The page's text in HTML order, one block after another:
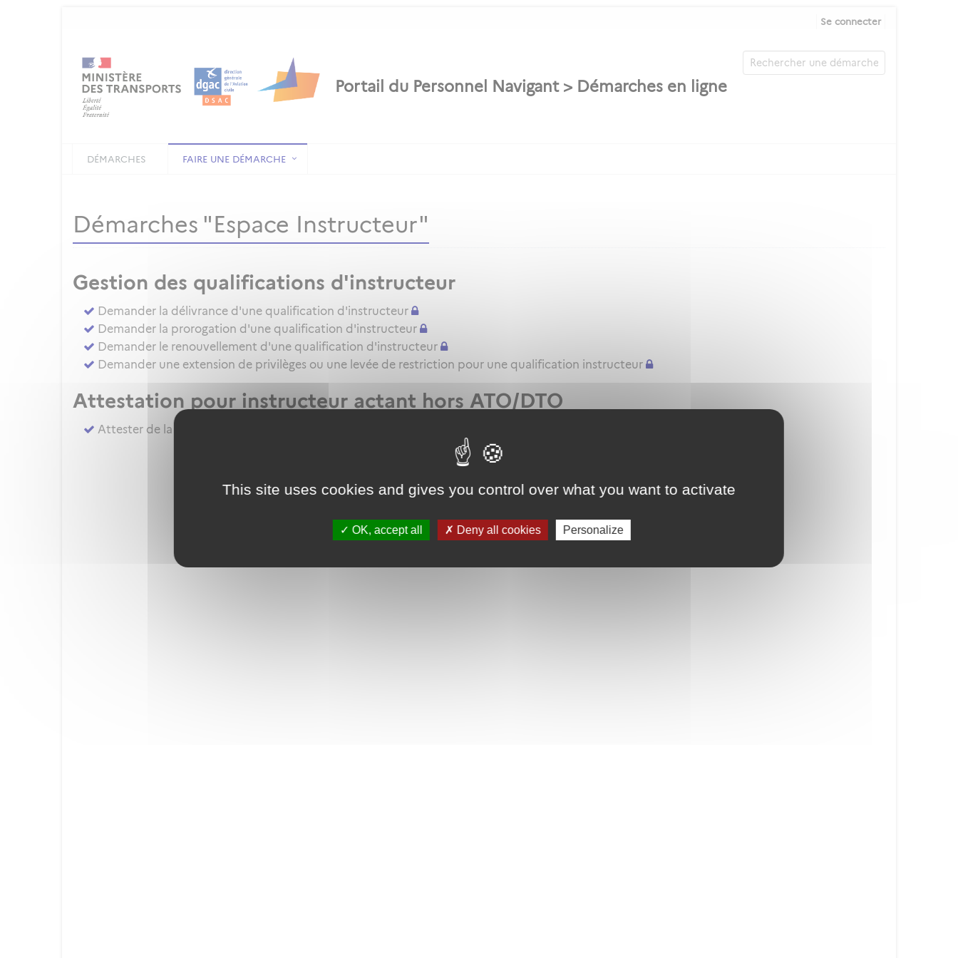
This site uses cookies and gives you control over what you want to activate
OK, accept all Deny all cookies Personalize
Se connecter
DÉMARCHES FAIRE UNE DÉMARCHE
Démarches "Espace Instructeur"
Gestion des qualifications d'instructeur
Demander la délivrance d'une qualification d'instructeur
Demander la prorogation d'une qualification d'instructeur
Demander le renouvellement d'une qualification d'instructeur
Demander une extension de privilèges ou une levée de restriction pour une qualification instructeur
Attestation pour instructeur actant hors ATO/DTO
Attester de la réalisation du complément VHL pour l'attestation de formation pratique QC/QT